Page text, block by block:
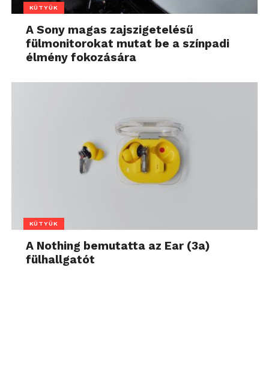
KÜTYÜK
A Sony magas zajszigetelésű
fülmonitorokat mutat be a színpadi
élmény fokozására
KÜTYÜK
A Nothing bemutatta az Ear (3a)
fülhallgatót